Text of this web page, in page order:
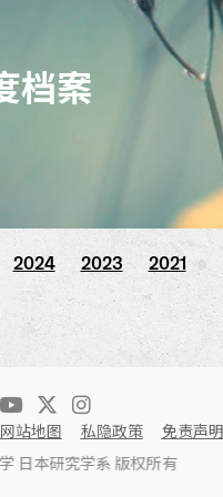
档案
2024 2023 2021
网站地图 私隐政策
免责声明
日本研究学系 版权所有